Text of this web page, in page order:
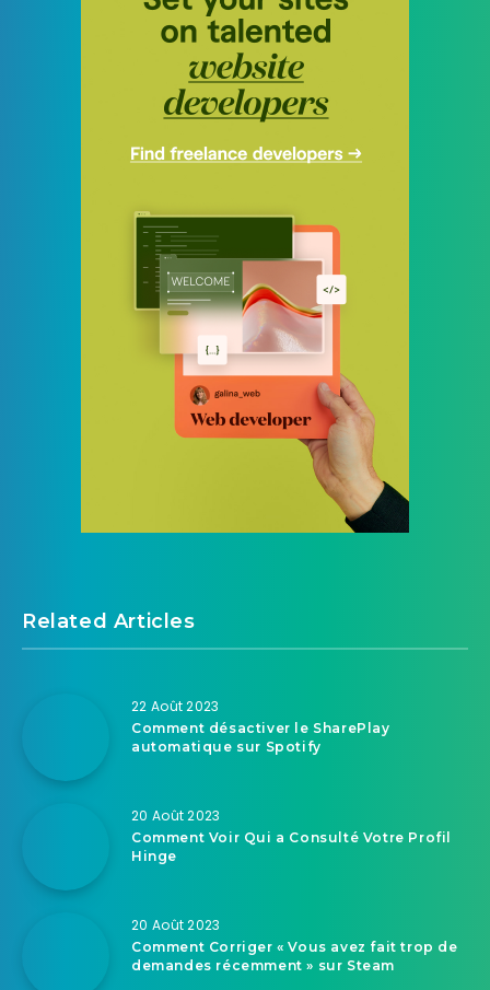
Related Articles
22 Août 2023
Comment désactiver le SharePlay
automatique sur Spotify
20 Août 2023
Comment Voir Qui a Consulté Votre Profil
Hinge
20 Août 2023
Comment Corriger « Vous avez fait trop de
demandes récemment » sur Steam